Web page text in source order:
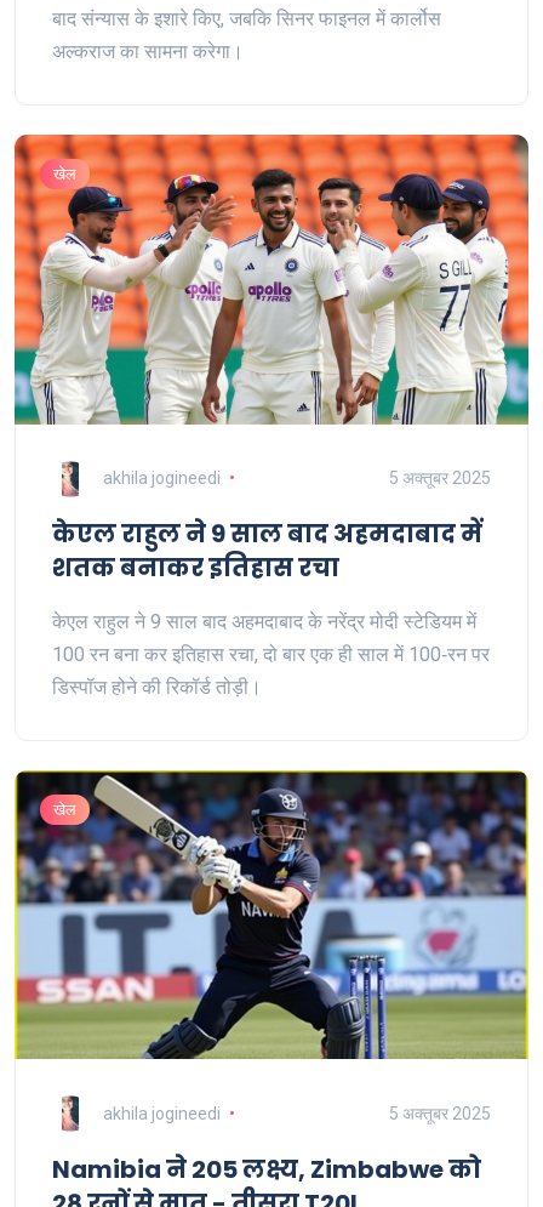
बाद संन्यास के इशारे किए, जबकि सिनर फाइनल में कार्लोस
अल्कराज का सामना करेगा।
खेल
akhila jogineedi 5 अक्तूबर 2025
केएल राहुल ने 9 साल बाद अहमदाबाद में
शतक बनाकर इतिहास रचा
केएल राहुल ने 9 साल बाद अहमदाबाद के नरेंद्र मोदी स्टेडियम में
100 रन बना कर इतिहास रचा, दो बार एक ही साल में 100‑रन पर
डिस्पॉज होने की रिकॉर्ड तोड़ी।
खेल
akhila jogineedi 5 अक्तूबर 2025
Namibia ने 205 लक्ष्य, Zimbabwe को